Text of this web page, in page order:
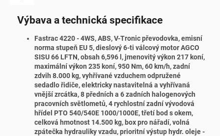
Výbava a technická specifikace
Fastrac 4220 - 4WS, ABS, V-Tronic převodovka, emisní
norma stupeň EU 5, dieslový 6-ti válcový motor AGCO
SISU 66 LFTN, obsah 6,596 l, jmenovitý výkon 217 koní,
maximální výkon 235 koní, 950 Nm, 60 km/h, zadní
zdvih 8.000 kg, vyhřívané vzduchem odpružené
sedadlo řidiče, elektricky nastavitelná a vyhřívaná
vnější zrcátka, 8 předních a 6 zadních halogenových
pracovních světlometů, 4 rychlostní zadní vývodová
hřídel PTO 540/540E 1000/1000E, třetí bod s okem,
celková hmotnost 14.500 kg, box pro nářadí, volná
zpátečka hydrauliky vzadu, prioritní výstup hydr. oleje -